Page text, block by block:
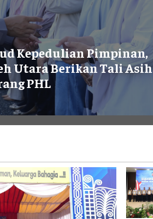
Kepedulian Pimpinan,
Utara Berikan Tali Asih
PHL